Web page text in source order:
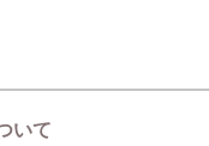
いて